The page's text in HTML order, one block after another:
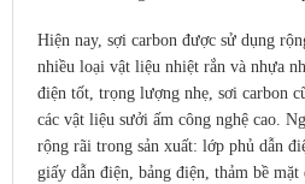
Hiện nay, sợi carbon được sử dụng
nhiều loại vật liệu nhiệt rắn và nhựa
điện tốt, trọng lượng nhẹ, sơi carbon
các vật liệu sưởi ấm công nghệ cao.
rộng rãi trong sản xuất: lớp phủ dẫn
giấy dẫn điện, bảng điện, thảm bề